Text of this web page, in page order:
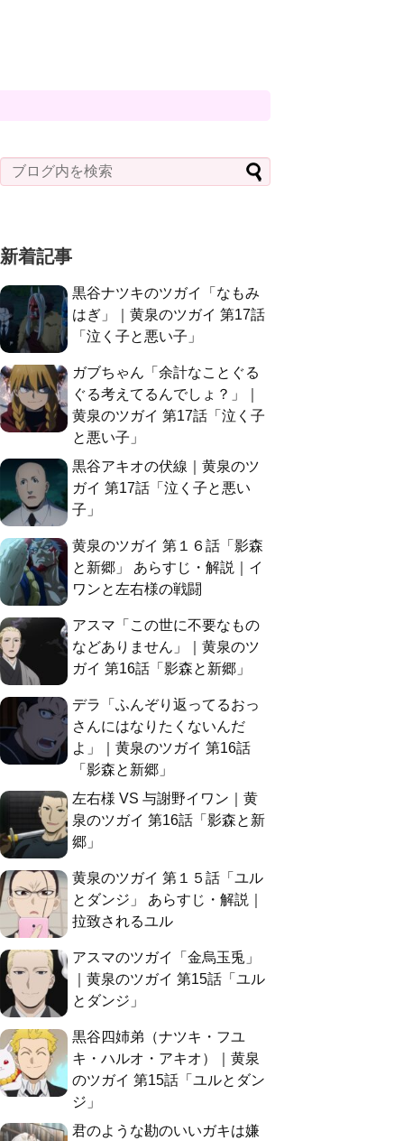
新着記事
黒谷ナツキのツガイ「なもみ
はぎ」｜黄泉のツガイ 第17話
「泣く子と悪い子」
ガブちゃん「余計なことぐる
ぐる考えてるんでしょ？」｜
黄泉のツガイ 第17話「泣く子
と悪い子」
黒谷アキオの伏線｜黄泉のツ
ガイ 第17話「泣く子と悪い
子」
黄泉のツガイ 第１６話「影森
と新郷」 あらすじ・解説｜イ
ワンと左右様の戦闘
アスマ「この世に不要なもの
などありません」｜黄泉のツ
ガイ 第16話「影森と新郷」
デラ「ふんぞり返ってるおっ
さんにはなりたくないんだ
よ」｜黄泉のツガイ 第16話
「影森と新郷」
左右様 VS 与謝野イワン｜黄
泉のツガイ 第16話「影森と新
郷」
黄泉のツガイ 第１５話「ユル
とダンジ」 あらすじ・解説｜
拉致されるユル
アスマのツガイ「金烏玉兎」
｜黄泉のツガイ 第15話「ユル
とダンジ」
黒谷四姉弟（ナツキ・フユ
キ・ハルオ・アキオ）｜黄泉
のツガイ 第15話「ユルとダン
ジ」
君のような勘のいいガキは嫌